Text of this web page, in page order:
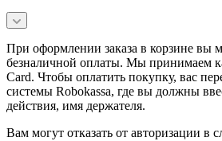
При оформлении заказа в корзине вы
безналичной оплаты. Мы принимаем
Card. Чтобы оплатить покупку, вас
системы Robokassa, где вы должны
действия, имя держателя.
Вам могут отказать от авторизации в